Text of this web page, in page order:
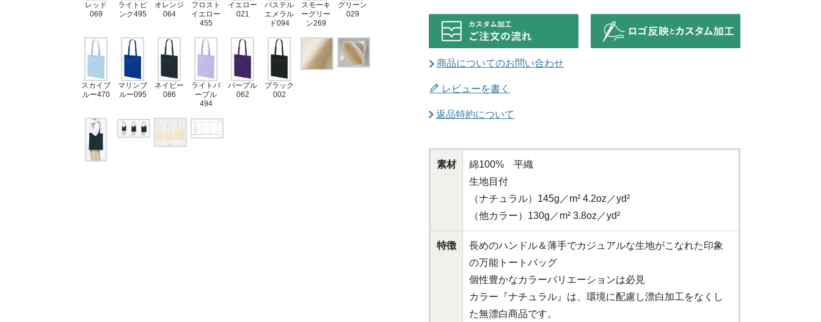
レッド
069
ライトピ
ンク495
オレンジ
064
フロスト
イエロー
455
イエロー
021
パステル
エメラル
ド094
スモーキ
ーグリー
ン269
グリーン
029
スカイブ
ルー470
マリンブ
ルー095
ネイビー
086
ライトパ
ープル
494
パープル
062
ブラック
002
商品についてのお問い合わせ
レビューを書く
返品特約について
素材
綿100% 平織
生地目付
（ナチュラル）145g／m² 4.2oz／yd²
（他カラー）130g／m² 3.8oz／yd²
特徴
長めのハンドル＆薄手でカジュアルな生地がこなれた印象
の万能トートバッグ
個性豊かなカラーバリエーションは必見
カラー『ナチュラル』は、環境に配慮し漂白加工をなくし
た無漂白商品です。